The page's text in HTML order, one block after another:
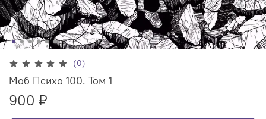
(0)
Моб Психо 100. Том 1
900 ₽